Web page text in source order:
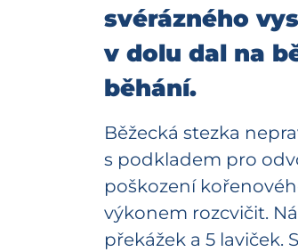
svérázného
v dolu dal na
běhání.
Běžecká stezka
s podkladem pro
poškození
výkonem rozcvičit.
překážek a 5